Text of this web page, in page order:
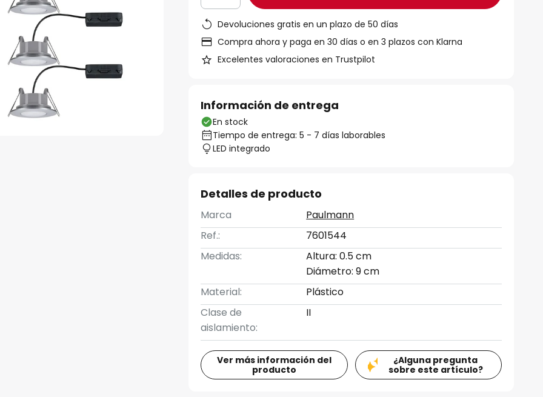
Devoluciones gratis en un plazo de 50 días
Compra ahora y paga en 30 días o en 3 plazos con Klarna
Excelentes valoraciones en Trustpilot
Información de entrega
En stock
Tiempo de entrega: 5 - 7 días laborables
LED integrado
Detalles de producto
Marca
Paulmann
Ref.:
7601544
Medidas:
Altura: 0.5 cm
Diámetro: 9 cm
Material:
Plástico
Clase de
aislamiento:
II
Ver más información del
producto
¿Alguna pregunta
sobre este artículo?